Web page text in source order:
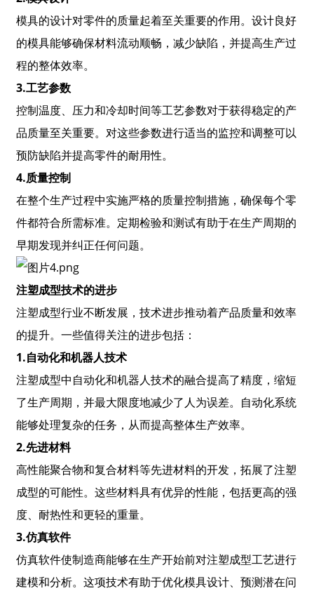
模具的设计对零件的质量起着至关重要的作用。设计良好
的模具能够确保材料流动顺畅，减少缺陷，并提高生产过
程的整体效率。
3.工艺参数
控制温度、压力和冷却时间等工艺参数对于获得稳定的产
品质量至关重要。对这些参数进行适当的监控和调整可以
预防缺陷并提高零件的耐用性。
4.质量控制
在整个生产过程中实施严格的质量控制措施，确保每个零
件都符合所需标准。定期检验和测试有助于在生产周期的
早期发现并纠正任何问题。
注塑成型技术的进步
注塑成型行业不断发展，技术进步推动着产品质量和效率
的提升。一些值得关注的进步包括：
1.自动化和机器人技术
注塑成型中自动化和机器人技术的融合提高了精度，缩短
了生产周期，并最大限度地减少了人为误差。自动化系统
能够处理复杂的任务，从而提高整体生产效率。
2.先进材料
高性能聚合物和复合材料等先进材料的开发，拓展了注塑
成型的可能性。这些材料具有优异的性能，包括更高的强
度、耐热性和更轻的重量。
3.仿真软件
仿真软件使制造商能够在生产开始前对注塑成型工艺进行
建模和分析。这项技术有助于优化模具设计、预测潜在问